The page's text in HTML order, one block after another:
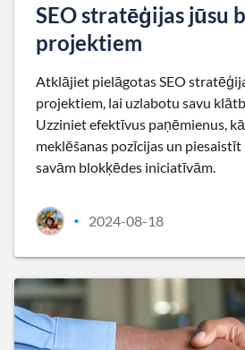
SEO stratēģijas jūsu
projektiem
Atklājiet pielāgotas SEO
projektiem, lai uzlabotu savu
Uzziniet efektīvus paņēmienus,
meklēšanas pozīcijas un
savām blokķēdes iniciatīvām.
• 2024-08-18